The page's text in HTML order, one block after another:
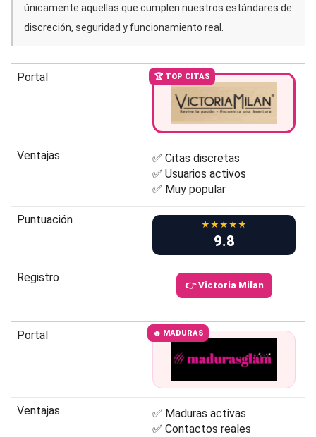
únicamente aquellas que cumplen nuestros estándares de
discreción, seguridad y funcionamiento real.
Portal 🏆 TOP CITAS
Ventajas
✅ Citas discretas
✅ Usuarios activos
✅ Muy popular
Puntuación ★★★★★
9.8
Registro
👉 Victoria Milan
Portal 🔥 MADURAS
Ventajas
✅ Maduras activas
✅ Contactos reales